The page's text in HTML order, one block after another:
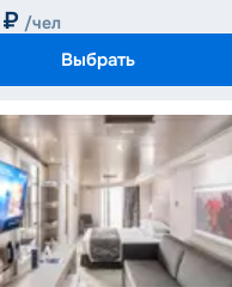
₽ /чел
Выбрать